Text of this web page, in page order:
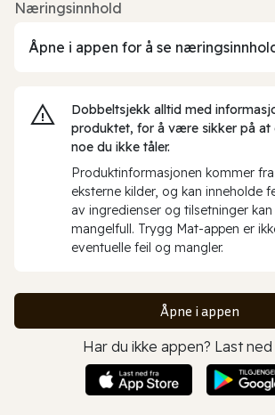
Næringsinnhold
Åpne i appen for å se
Dobbeltsjekk alltid med
produktet, for å være sikker på at
noe du ikke tåler.
Produktinformasjonen kommer
eksterne kilder, og kan inneholde
av ingredienser og tilsetninger
mangelfull. Trygg Mat-appen er
eventuelle feil og mangler.
Åpne i appen
Har du ikke appen? Last ned